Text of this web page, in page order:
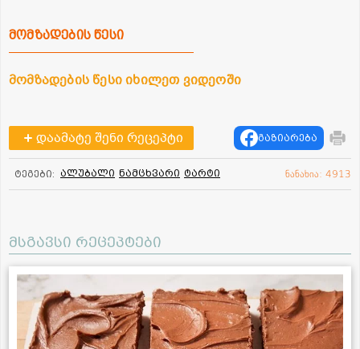
მომზადების წესი
მომზადების წესი იხილეთ ვიდეოში
დაამატე შენი რეცეპტი გაზიარება
ტეგები: ალუბალი ნამცხვარი ტარტი ნანახია: 4913
მსგავსი რეცეპტები